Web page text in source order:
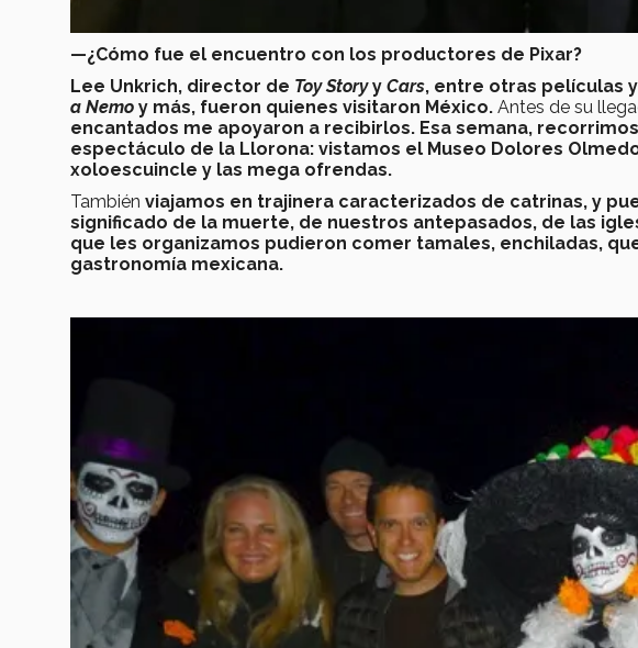
—¿Cómo fue el encuentro con los productores de Pixar?
Lee Unkrich, director de Toy Storyy Cars, entre otras películas
a Nemo y más, fueron quienes visitaron México. Antes de su
encantados me apoyaron a recibirlos. Esa semana,
espectáculo de la Llorona: vistamos el Museo Dolores
xoloescuincle y las mega ofrendas.
También viajamos en trajinera caracterizados de catrinas, y
significado de la muerte, de nuestros antepasados, de las
que les organizamos pudieron comer tamales, enchiladas,
gastronomía mexicana.